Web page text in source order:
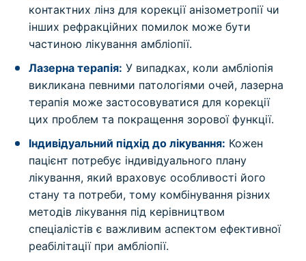
контактних лінз для корекції анізометропії чи
інших рефракційних помилок може бути
частиною лікування амбліопії.
Лазерна терапія: У випадках, коли амбліопія
викликана певними патологіями очей, лазерна
терапія може застосовуватися для корекції
цих проблем та покращення зорової функції.
Індивідуальний підхід до лікування: Кожен
пацієнт потребує індивідуального плану
лікування, який враховує особливості його
стану та потреби, тому комбінування різних
методів лікування під керівництвом
спеціалістів є важливим аспектом ефективної
реабілітації при амбліопії.